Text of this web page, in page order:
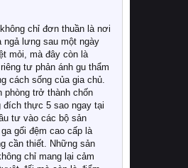
chỉ đơn thuần là nơi
ngả lưng sau một ngày
mỏi, mà đây còn là
tư phản ánh gu thẩm
cách sống của gia chủ.
phòng trở thành chốn
đích thực 5 sao ngay tại
tư vào các bộ sản
gối đệm cao cấp là
cần thiết. Những sản
chỉ mang lại cảm